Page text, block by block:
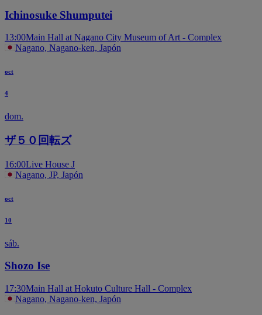
Ichinosuke Shumputei
13:00Main Hall at Nagano City Museum of Art - Complex
Nagano, Nagano-ken, Japón
oct
4
dom.
ザ５０回転ズ
16:00Live House J
Nagano, JP, Japón
oct
10
sáb.
Shozo Ise
17:30Main Hall at Hokuto Culture Hall - Complex
Nagano, Nagano-ken, Japón